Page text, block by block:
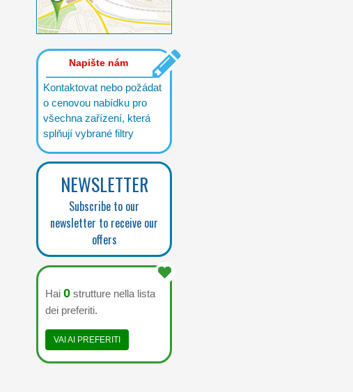
Napište nám
Kontaktovat nebo požádat
o cenovou nabídku pro
všechna zařízení, která
splňují vybrané filtry
NEWSLETTER
Subscribe to our
newsletter to receive our
offers
Hai 0 strutture nella lista
dei preferiti.
VAI AI PREFERITI